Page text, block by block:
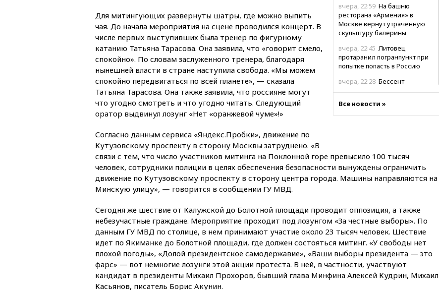
вчера, 22:59 На башню
ресторана «Армения» в
Москве вернут утраченную
скульптуру балерины
вчера, 22:45 Литовец
протаранил погранпункт при
попытке попасть в Россию
вчера, 22:28 Бессент
огня США и Ирана
вчера, 22:00 Путин поручил
выделить средства на новые
РЛС для Белгородской
области
отказал Украине в
использовании Starlink для
атак вглубь РФ
вчера, 21:35 После пожара на
складе в Брянске возбудили
уголовное дело
вчера, 21:26 Лидеры сборной
РФ по гимнастике получили
Все новости »
Для митингующих развернуты шатры, где можно выпить
чая. До начала мероприятия на сцене проводился концерт. В
числе первых выступивших была тренер по фигурному
катанию Татьяна Тарасова. Она заявила, что «говорит смело,
спокойно». По словам заслуженного тренера, благодаря
нынешней власти в стране наступила свобода. «Мы можем
спокойно передвигаться по всей планете», — сказала
Татьяна Тарасова. Она также заявила, что россияне могут
что угодно смотреть и что угодно читать. Следующий
оратор выдвинул лозунг «Нет «оранжевой чуме»!»
Согласно данным сервиса «Яндекс.Пробки», движение по
Кутузовскому проспекту в сторону Москвы затруднено. «В
связи с тем, что число участников митинга на Поклонной горе превысило 100 тысяч
человек, сотрудники полиции в целях обеспечения безопасности вынуждены ограничить
движение по Кутузовскому проспекту в сторону центра города. Машины направляются на
Минскую улицу», — говорится в сообщении ГУ МВД.
Сегодня же шествие от Калужской до Болотной площади проводит оппозиция, а также
небезучастные граждане. Мероприятие проходит под лозунгом «За честные выборы». По
данным ГУ МВД по столице, в нем принимают участие около 23 тысяч человек. Шествие
идет по Якиманке до Болотной площади, где должен состояться митинг. «У свободы нет
плохой погоды», «Долой президентское самодержавие», «Ваши выборы президента — это
фарс» — вот немногие лозунги этой акции протеста. В ней, в частности, участвуют
кандидат в президенты Михаил Прохоров, бывший глава Минфина Алексей Кудрин, Михаил
Касьянов, писатель Борис Акунин.